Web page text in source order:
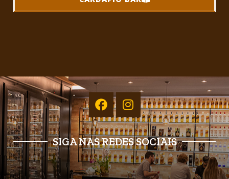
SIGA NAS REDES SOCIAIS